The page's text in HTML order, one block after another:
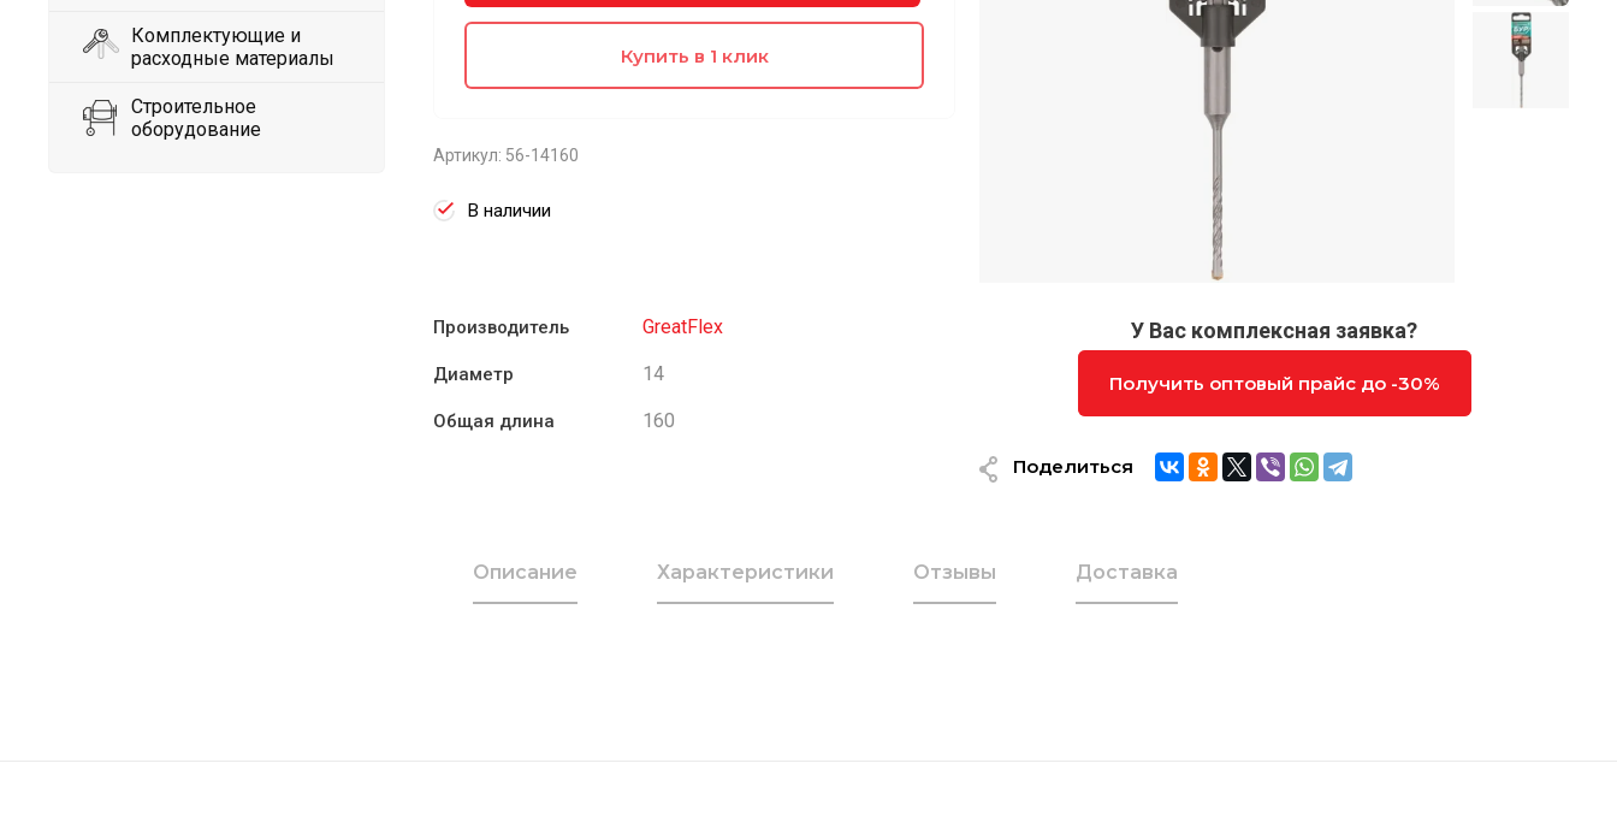
Комплектующие и
расходные материалы
Строительное
оборудование
Купить в 1 клик
Артикул: 56-14160
В наличии
Производитель GreatFlex
Диаметр 14
Общая длина 160
У Вас комплексная заявка?
Получить оптовый прайс до -30%
Поделиться
Описание Характеристики Отзывы Доставка